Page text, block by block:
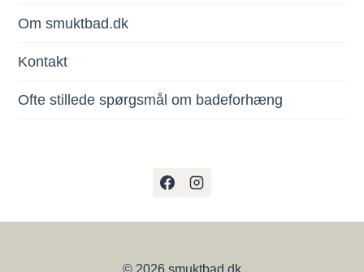
Om smuktbad.dk
Kontakt
Ofte stillede spørgsmål om badeforhæng